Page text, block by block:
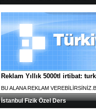
Reklam Yıllık 5000tl irtibat:
BU ALANA REKLAM
İstanbul Fizik Özel Ders